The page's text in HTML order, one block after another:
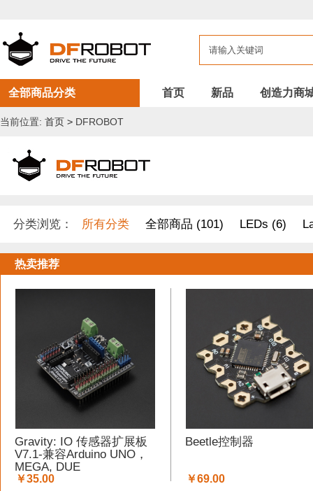
全部商品分类 首页 新品 创造力商
当前位置: 首页 > DFROBOT
分类浏览： 所有分类 全部商品 (101) LEDs (6)
开发原型及配件 (1)
电缆&电线 (1) 温湿度传感器 (37) DF纪念
结构件 (12) 键盘 (5) 液体传感器 (17)
3G/4G/5G (1) IO 扩展板 (75) Arduino 套件 (7)
电源模块 (19) 外壳&保护套 (9) 柔性传感器 (3)
加速度传感器 (32) LattePanda (1) 直流电机驱动器
热卖推荐
Gravity: IO 传感器扩展板
V7.1-兼容Arduino UNO，
MEGA, DUE
￥35.00
Beetle控制器
￥69.00